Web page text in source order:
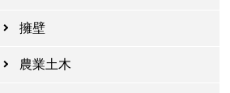
擁壁
農業土木